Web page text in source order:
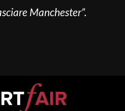
Manchester”.